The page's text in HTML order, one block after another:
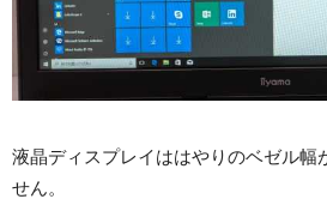
液晶ディスプレイははやりのベゼル幅
せん。